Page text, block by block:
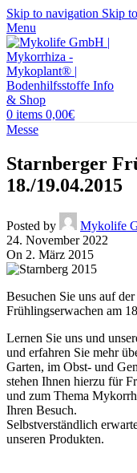
Skip to navigation Skip
Menu
0 items 0,00€
Messe
Starnberger
18./19.04.2015
Posted by
Mykolife
24. November 2022
On 2. März 2015
Besuchen Sie uns auf
Frühlingserwachen am
Lernen Sie uns und
und erfahren Sie mehr
Garten, im Obst- und
stehen Ihnen hierzu für
und zum Thema
Ihren Besuch.
Selbstverständlich
unseren Produkten.